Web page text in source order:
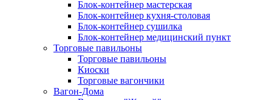
Блок-контейнер мастерская
Блок-контейнер кухня-столовая
Блок-контейнер сушилка
Блок-контейнер медицинский пункт
Торговые павильоны
Торговые павильоны
Киоски
Торговые вагончики
Вагон-Дома